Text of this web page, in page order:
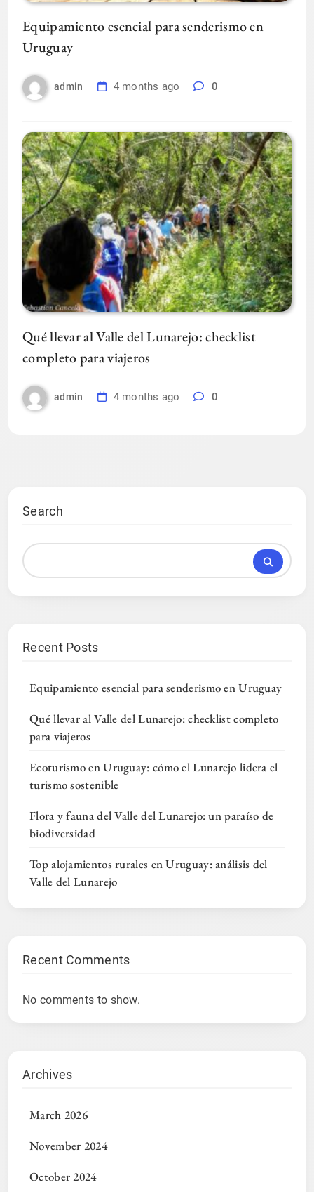
Equipamiento esencial para senderismo en
Uruguay
admin 4 months ago 0
Qué llevar al Valle del Lunarejo: checklist
completo para viajeros
admin 4 months ago 0
Search
Recent Posts
Equipamiento esencial para senderismo en Uruguay
Qué llevar al Valle del Lunarejo: checklist completo
para viajeros
Ecoturismo en Uruguay: cómo el Lunarejo lidera el
turismo sostenible
Flora y fauna del Valle del Lunarejo: un paraíso de
biodiversidad
Top alojamientos rurales en Uruguay: análisis del
Valle del Lunarejo
Recent Comments
No comments to show.
Archives
March 2026
November 2024
October 2024